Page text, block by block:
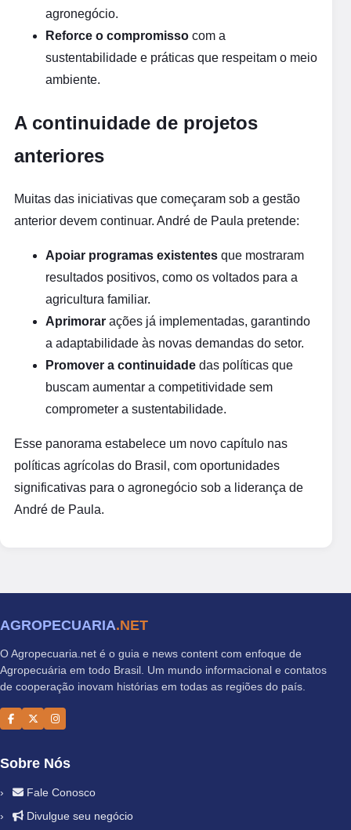
agronegócio.
Reforce o compromisso com a
sustentabilidade e práticas que respeitam o meio
ambiente.
A continuidade de projetos
anteriores
Muitas das iniciativas que começaram sob a gestão
anterior devem continuar. André de Paula pretende:
Apoiar programas existentes que mostraram
resultados positivos, como os voltados para a
agricultura familiar.
Aprimorar ações já implementadas, garantindo
a adaptabilidade às novas demandas do setor.
Promover a continuidade das políticas que
buscam aumentar a competitividade sem
comprometer a sustentabilidade.
Esse panorama estabelece um novo capítulo nas
políticas agrícolas do Brasil, com oportunidades
significativas para o agronegócio sob a liderança de
André de Paula.
AGROPECUARIA.NET
O Agropecuaria.net é o guia e news content com enfoque de
Agropecuária em todo Brasil. Um mundo informacional e contatos
de cooperação inovam histórias em todas as regiões do país.
Sobre Nós
Fale Conosco
Divulgue seu negócio